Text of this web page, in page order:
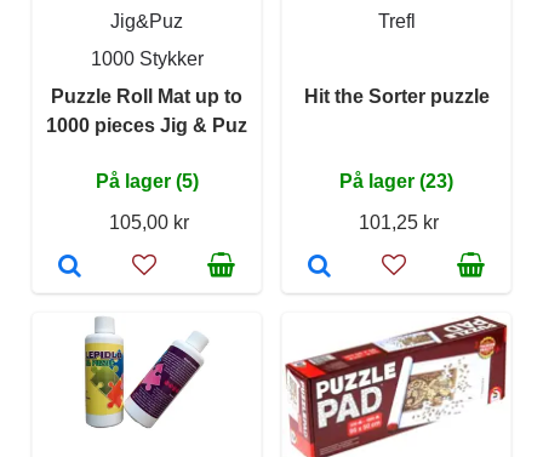
Jig&Puz
1000 Stykker
Puzzle Roll Mat up to
1000 pieces Jig & Puz
På lager (5)
105,00 kr
Trefl
Hit the Sorter puzzle
På lager (23)
101,25 kr